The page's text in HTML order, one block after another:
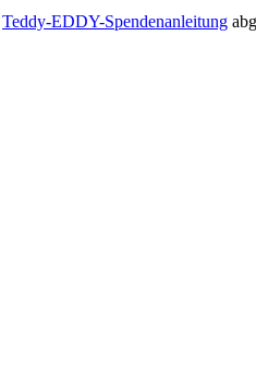
Teddy-EDDY-Spendenanleitung